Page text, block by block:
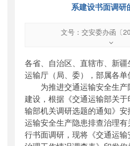
系建设书面调研
文号：交安委办函〔
交安委办函〔
公开日期：2015年06月01日
主题词：
安全生产;隐
机构分类 ：安全与质量监督
主题分类：安全质量
公文类型：部函
各省、自治区、直辖市、新
运输厅（局、委），部属各单
为推进交通运输安全生产
建设，根据《交通运输部关
输部机关调研选题的通知》
运输安全生产隐患排查治理
行书面调研，现将《交通运